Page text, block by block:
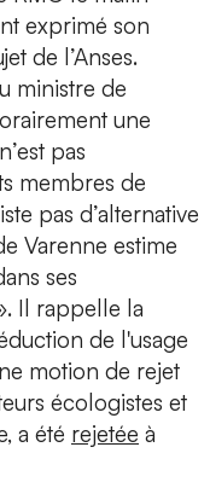
exprimé son
de l’Anses.
ministre de
une
pas
membres de
pas d’alternative
Varenne estime
ses
Il rappelle la
de l'usage
motion de rejet
écologistes et
a été rejetée à